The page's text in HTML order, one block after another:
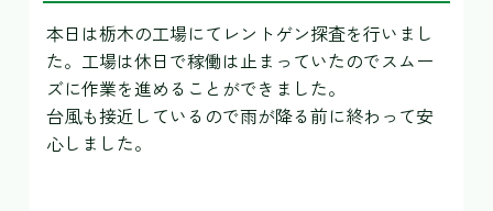
本日は栃木の工場にてレントゲン探査を行いまし
た。工場は休日で稼働は止まっていたのでスムー
ズに作業を進めることができました。
台風も接近しているので雨が降る前に終わって安
心しました。